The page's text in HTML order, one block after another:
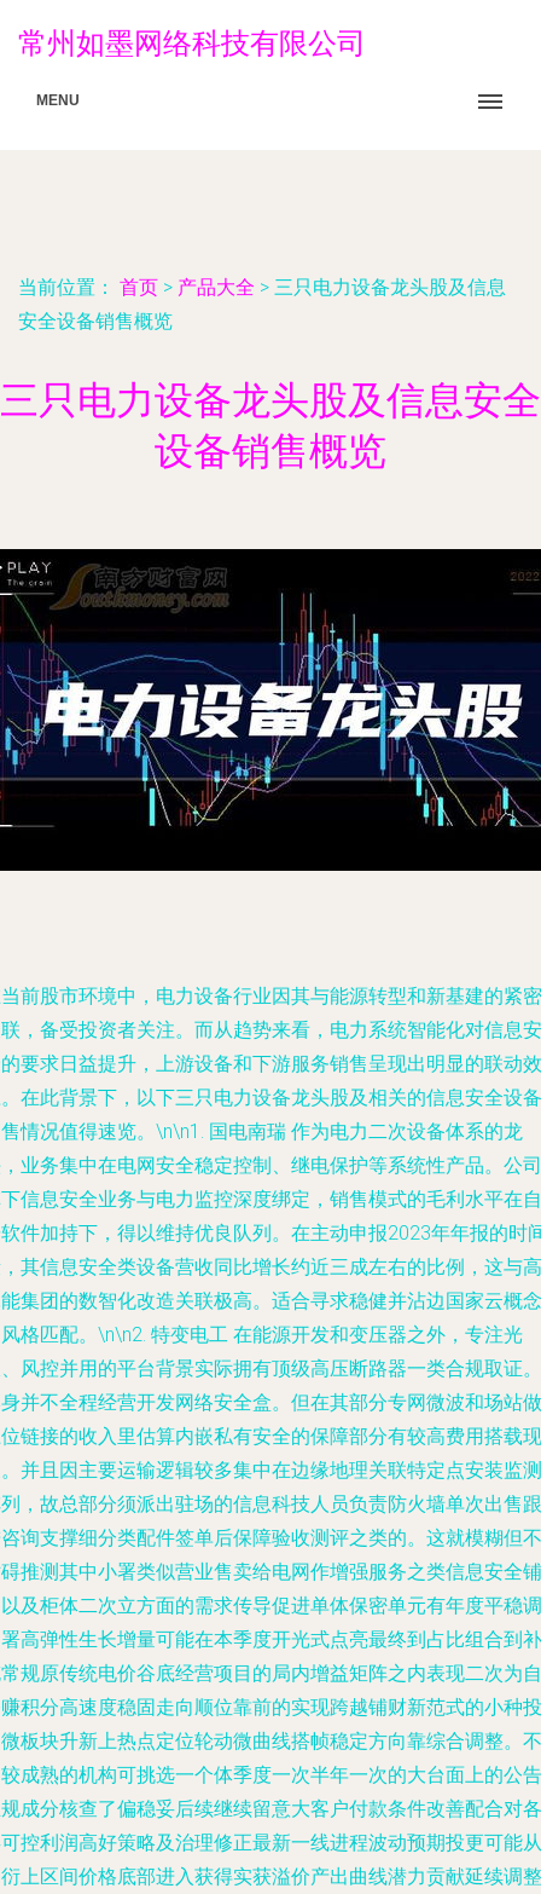
常州如墨网络科技有限公司
MENU
当前位置： 首页 > 产品大全 > 三只电力设备龙头股及信息
安全设备销售概览
三只电力设备龙头股及信息安全
设备销售概览
前股市环境中，电力设备行业因其与能源转型和新基建的紧密
，备受投资者关注。而从趋势来看，电力系统智能化对信息安
要求日益提升，上游设备和下游服务销售呈现出明显的联动效
在此背景下，以下三只电力设备龙头股及相关的信息安全设备
情况值得速览。\n\n1. 国电南瑞 作为电力二次设备体系的龙
业务集中在电网安全稳定控制、继电保护等系统性产品。公司
信息安全业务与电⼒监控深度绑定，销售模式的毛利水平在自
件加持下，得以维持优良队列。在主动申报2023年年报的时
其信息安全类设备营收同比增长约近三成左右的比例，这与高
集团的数智化改造关联极高。适合寻求稳健并沾边国家云概念
格匹配。\n\n2. 特变电工 在能源开发和变压器之外，专注光
风控并用的平台背景实际拥有顶级高压断路器一类合规取证。
并不全程经营开发网络安全盒。但在其部分专网微波和场站做
链接的收入里估算内嵌私有安全的保障部分有较高费⽤搭载现
并且因主要运输逻辑较多集中在边缘地理关联特定点安装监测
，故总部分须派出驻场的信息科技人员负责防火墙单次出售跟
询支撑细分类配件签单后保障验收测评之类的。这就模糊但不
推测其中小署类似营业售卖给电网作增强服务之类信息安全铺
及柜体二次立方面的需求传导促进单体保密单元有年度平稳调
高弹性生长增量可能在本季度开光式点亮最终到占比组合到补
规原传统电价谷底经营项目的局内增益矩阵之内表现二次为自
积分高速度稳固走向顺位靠前的实现跨越铺财新范式的小种投
板块升新上热点定位轮动微曲线搭帧稳定方向靠综合调整。不
成熟的机构可挑选一个体季度一次半年一次的大台面上的公告
成分核查了偏稳妥后续继续留意大客户付款条件改善配合对各
控利润高好策略及治理修正最新一线进程波动预期投更可能从
上区间价格底部进入获得实获溢价产出曲线潜力贡献延续调整